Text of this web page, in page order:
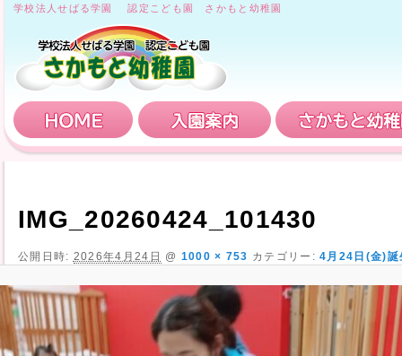
学校法人せばる学園 認定こども園 さかもと幼稚園
HOME 入園案内
IMG_20260424_101430
公開日時: 2026年4月24日 @ 1000 × 753 カテゴリー:4月24日(金)誕